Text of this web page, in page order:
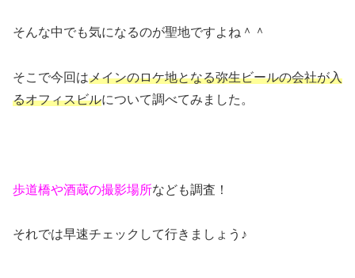
そんな中でも気になるのが聖地ですよね＾＾
そこで今回はメインのロケ地となる弥生ビールの会社が入
るオフィスビルについて調べてみました。
歩道橋や酒蔵の撮影場所なども調査！
それでは早速チェックして行きましょう♪